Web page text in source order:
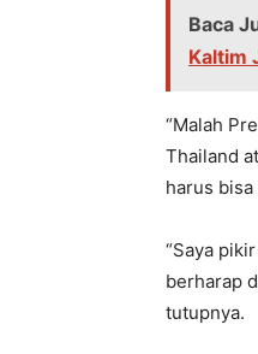
Baca
Kaltim
“Malah
Thailand
harus
“Saya
berharap
tutupnya.